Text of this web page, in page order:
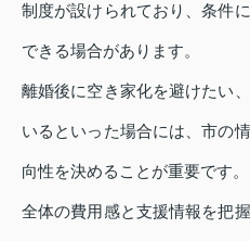
制度が設けられており、条件
できる場合があります。
離婚後に空き家化を避けたい
いるといった場合には、市の
向性を決めることが重要です。
全体の費用感と支援情報を把